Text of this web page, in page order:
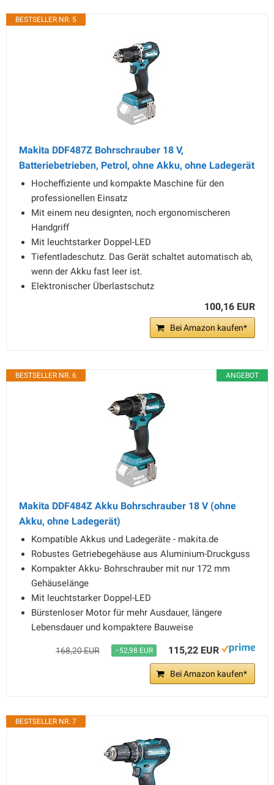
BESTSELLER NR. 5
Makita DDF487Z Bohrschrauber 18 V,
Batteriebetrieben, Petrol, ohne Akku, ohne Ladegerät
Hocheffiziente und kompakte Maschine für den
professionellen Einsatz
Mit einem neu designten, noch ergonomischeren
Handgriff
Mit leuchtstarker Doppel-LED
Tiefentladeschutz. Das Gerät schaltet automatisch ab,
wenn der Akku fast leer ist.
Elektronischer Überlastschutz
100,16 EUR
Bei Amazon kaufen*
ANGEBOT
BESTSELLER NR. 6
Makita DDF484Z Akku Bohrschrauber 18 V (ohne
Akku, ohne Ladegerät)
Kompatible Akkus und Ladegeräte - makita.de
Robustes Getriebegehäuse aus Aluminium-Druckguss
Kompakter Akku- Bohrschrauber mit nur 172 mm
Gehäuselänge
Mit leuchtstarker Doppel-LED
Bürstenloser Motor für mehr Ausdauer, längere
Lebensdauer und kompaktere Bauweise
168,20 EUR −52,98 EUR 115,22 EUR
Bei Amazon kaufen*
BESTSELLER NR. 7